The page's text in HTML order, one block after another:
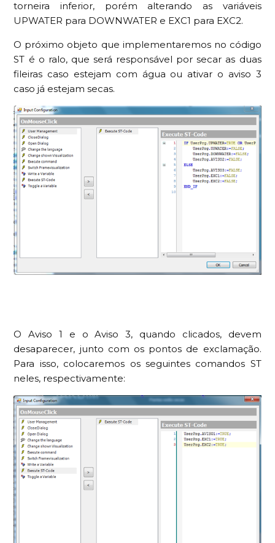
torneira inferior, porém alterando as variáveis
UPWATER para DOWNWATER e EXC1 para EXC2.
O próximo objeto que implementaremos no código
ST é o ralo, que será responsável por secar as duas
fileiras caso estejam com água ou ativar o aviso 3
caso já estejam secas.
O Aviso 1 e o Aviso 3, quando clicados, devem
desaparecer, junto com os pontos de exclamação.
Para isso, colocaremos os seguintes comandos ST
neles, respectivamente: